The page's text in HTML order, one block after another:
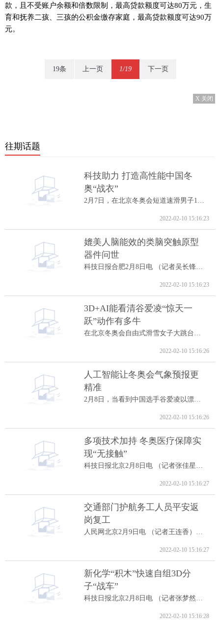
款，且不受账户余额和倍数限制，最高贷款额度可达80万元，生
育和抚养二孩、三孩的公积金缴存家庭，最高贷款额度可达90万
元。
19条 上一页 1/19 下一页
X 关闭
往期话题
科技助力 打造高性能中国冬
奥“战衣”
2022-02-10 15:16:23
媲美人脑能效的类脑突触原型
器件问世
2022-02-10 15:16:23
3D+AI能看清谷爱凌“惊天一
跃”动作有多牛
2022-02-10 15:16:26
人工智能让冬奥会气象预报更
精准
2022-02-10 15:16:26
多项技术加持 冬奥医疗保障实
现“无接触”
2022-02-10 15:16:27
交通部门护航务工人员平安返
岗复工
2022-02-10 15:16:27
新化学“积木”快速自组3D分
子“战车”
2022-02-10 15:16:28